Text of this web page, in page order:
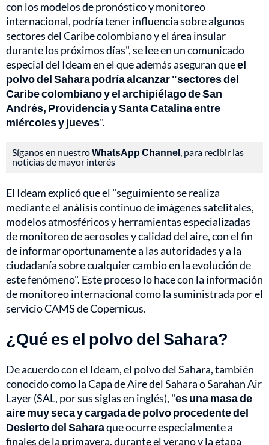
con los modelos de pronóstico y monitoreo
internacional, podría tener influencia sobre algunos
sectores del Caribe colombiano y el área insular
durante los próximos días", se lee en un comunicado
especial del Ideam en el que además aseguran queel
polvo del Sahara podría alcanzar "sectores del
Caribe colombiano y el archipiélago de San
Andrés, Providencia y Santa Catalina entre
miércoles y jueves".
Síganos en nuestroWhatsApp Channel, para recibir las
noticias de mayor interés
El Ideam explicó que el "seguimiento se realiza
mediante el análisis continuo de imágenes satelitales,
modelos atmosféricos y herramientas especializadas
de monitoreo de aerosoles y calidad del aire, con el fin
de informar oportunamente a las autoridades y a la
ciudadanía sobre cualquier cambio en la evolución de
este fenómeno". Este proceso lo hace con la información
de monitoreo internacional como la suministrada por el
servicio CAMS de Copernicus.
¿Qué es el polvo del Sahara?
De acuerdo con el Ideam, el polvo del Sahara, también
conocido como la Capa de Aire del Sahara o Sarahan Air
Layer (SAL, por sus siglas en inglés), "es una masa de
aire muy seca y cargada de polvo procedente del
Desierto del Saharaque ocurre especialmente a
finales de la primavera, durante el verano y la etapa